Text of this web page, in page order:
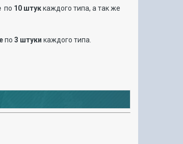
по 10 штуккаждого типа, а так же
по3 штуки каждого типа.